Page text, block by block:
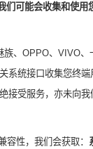
们可能会收集和使用
、 OPPO、 VIVO、
系统接口收集您终
接受服务，亦未向
容性，我们会获取：